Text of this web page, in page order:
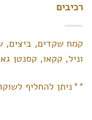
רכיבים
וניל, קקאו, קסנטן
**ניתן להחליף לשוקולד 100%